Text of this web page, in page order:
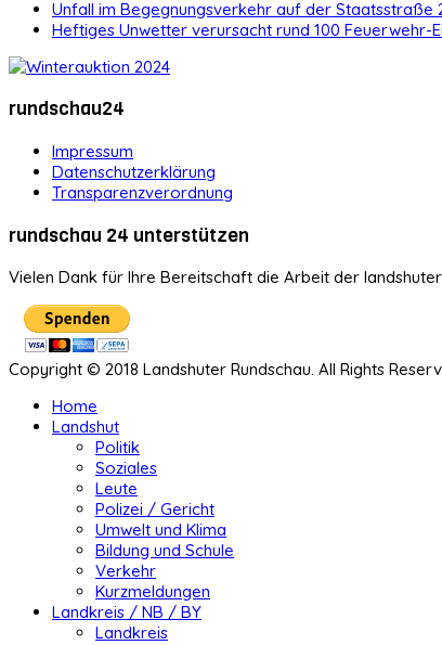
Unfall im Begegnungsverkehr auf der Staatsstraße
Heftiges Unwetter verursacht rund 100 Feuerwehr-
rundschau24
Impressum
Datenschutzerklärung
Transparenzverordnung
rundschau 24 unterstützen
Vielen Dank für Ihre Bereitschaft die Arbeit der
Copyright © 2018 Landshuter Rundschau. All Rights
Home
Landshut
Politik
Soziales
Leute
Polizei / Gericht
Umwelt und Klima
Bildung und Schule
Verkehr
Kurzmeldungen
Landkreis / NB / BY
Landkreis